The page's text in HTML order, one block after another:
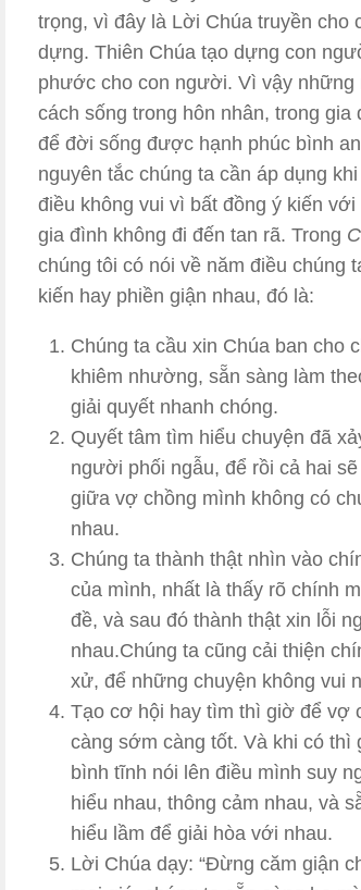
trọng, vì đây là Lời Chúa truyền cho
dựng. Thiên Chúa tạo dựng con
phước cho con người. Vì vậy những
cách sống trong hôn nhân, trong
để đời sống được hạnh phúc bình
nguyên tắc chúng ta cần áp dụng
điều không vui vì bất đồng ý kiến
gia đình không đi đến tan rã. Trong
chúng tôi có nói về năm điều chúng
kiến hay phiền giận nhau, đó là:
Chúng ta cầu xin Chúa ban cho
khiêm nhường, sẵn sàng làm
giải quyết nhanh chóng.
Quyết tâm tìm hiểu chuyện đã
người phối ngẫu, để rồi cả hai
giữa vợ chồng mình không có
nhau.
Chúng ta thành thật nhìn vào
của mình, nhất là thấy rõ chính
đề, và sau đó thành thật xin lỗi
nhau.Chúng ta cũng cải thiện
xử, để những chuyện không vui
Tạo cơ hội hay tìm thì giờ để vợ
càng sớm càng tốt. Và khi có
bình tĩnh nói lên điều mình suy
hiểu nhau, thông cảm nhau, và
hiểu lầm để giải hòa với nhau.
Lời Chúa dạy: “Đừng căm giận